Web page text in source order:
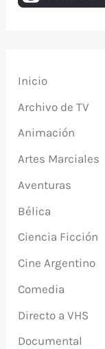
Inicio
Archivo de TV
Animación
Artes Marciales
Aventuras
Bélica
Ciencia Ficción
Cine Argentino
Comedia
Directo a VHS
Documental